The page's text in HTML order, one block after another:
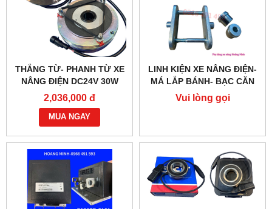
THẮNG TỪ- PHANH TỪ XE
NÂNG ĐIỆN DC24V 30W
G218-REB-04-10B
2,036,000 đ
MUA NGAY
LINH KIỆN XE NÂNG ĐIỆN-
MÁ LẮP BÁNH- BẠC CĂN
Vui lòng gọi